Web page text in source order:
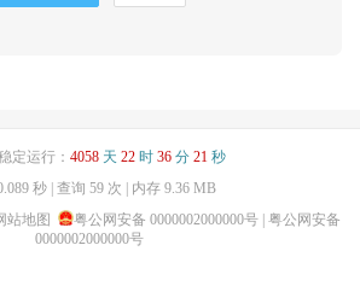
定运行： 4058天 22时 36分 21秒
秒 | 查询 59 次 | 内存 9.36 MB
站地图 粤公网安备 0000002000000号 | 粤公网安备
0000002000000号